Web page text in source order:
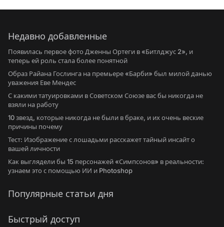
Недавно добавленные
Появилась первое фото Дженны Ортеги в «Битлджус 2», и
теперь ей роль стала более понятной
Образ Райана Гослинга на премьере «Барби» был милой данью
уважения Еве Мендес
С какими татуировками в Советском Союзе вас бы никогда не
взяли на работу
10 звезд, которые никогда не были в браке, и их очень веские
причины почему
Тест: Изображение с лошадьми расскажет тайный инсайт о
вашей личности
Как выглядели бы 15 персонажей «Симпсонов» в реальности:
узнаем это с помощью ИИ и Photoshop
Популярные статьи дня
Быстрый доступ